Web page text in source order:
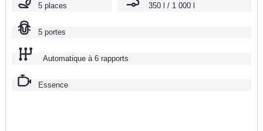
5 places 350 l / 1 000 l
5 portes
Automatique à 6 rapports
Essence